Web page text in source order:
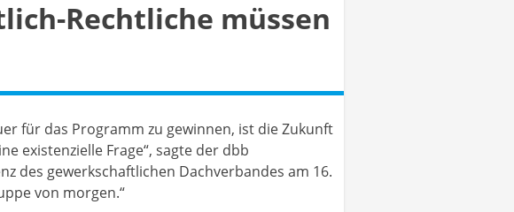
Rechtliche müssen
für das Programm zu gewinnen, ist die Zukunft
existenzielle Frage“, sagte der dbb
des gewerkschaftlichen Dachverbandes am 16.
von morgen.“